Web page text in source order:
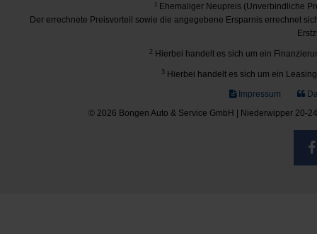
1Ehemaliger Neupreis (Unverbindliche
Der errechnete Preisvorteil sowie die angegebene Ersparnis errechnet
2 Hierbei handelt es sich um ein
3 Hierbei handelt es sich um ein
Impressum
© 2026 Bongen Auto & Service GmbH | Niederwipper 20-